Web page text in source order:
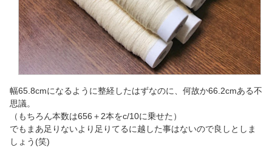
幅65.8cmになるように整経したはずなのに、何故か66.2cmある不
思議。
（もちろん本数は656＋2本をc/10に乗せた）
でもまあ足りないより足りてるに越した事はないので良しとしま
しょう(笑)